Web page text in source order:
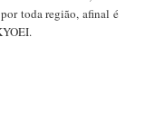
toda região, afinal é